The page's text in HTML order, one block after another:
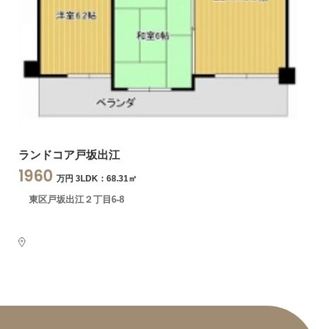
ランドコア戸坂出江
1960 万円 3LDK：68.31㎡
東区戸坂出江２丁目6-8